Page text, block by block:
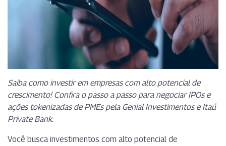
Saiba como investir em empresas com alto potencial de
crescimento! Confira o passo a passo para negociar IPOs e
ações tokenizadas de PMEs pela Genial Investimentos e Itaú
Private Bank.
Você busca investimentos com alto potencial de